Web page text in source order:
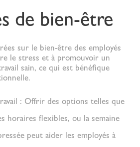
de bien-être
sur le bien-être des employés
le stress et à promouvoir un
sain, ce qui est bénéfique
.
: Offrir des options telles que
horaires flexibles, ou la semaine
peut aider les employés à